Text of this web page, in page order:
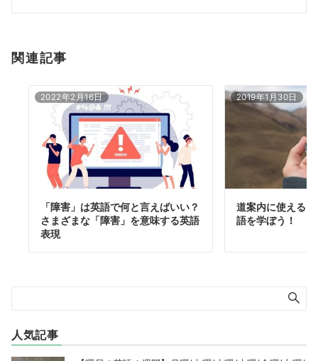
ン
関連記事
2022年2月16日
「障害」は英語で何と言えばいい？
さまざまな「障害」を意味する英語
表現
2019年1月30日
道案内に使える
語を学ぼう！
人気記事